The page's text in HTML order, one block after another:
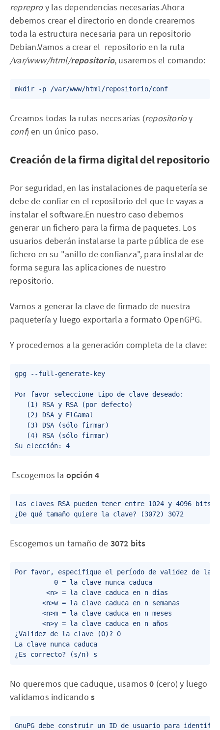
repreproy las dependencias necesarias.‌‌‌‌Ahora
debemos crear el directorio en donde crearemos
toda la estructura necesaria para un repositorio
Debian.‌‌Vamos a crear el repositorio en la ruta
/var/www/html/repositorio, usaremos el comando:
mkdir -p /var/www/html/repositorio/conf
Creamos todas la rutas necesarias (repositorioy
conf) en un único paso.
Creación de la firma digital del repositorio
Por seguridad, en las instalaciones de paquetería se
debe de confiar en el repositorio del que te vayas a
instalar el software.‌‌En nuestro caso debemos
generar un fichero para la firma de paquetes. ‌‌Los
usuarios deberán instalarse la parte pública de ese
fichero en su "anillo de confianza", para instalar de
forma segura las aplicaciones de nuestro
repositorio.
Vamos a generar la clave de firmado de nuestra
paquetería y luego exportarla a formato OpenGPG.
Y procedemos a la generación completa de la clave:
gpg --full-generate-key
Por favor seleccione tipo de clave deseado:
   (1) RSA y RSA (por defecto)
   (2) DSA y ElGamal
   (3) DSA (sólo firmar)
   (4) RSA (sólo firmar)
‌ Escogemos la opción 4
las claves RSA pueden tener entre 1024 y 4096 bits
¿De qué tamaño quiere la clave? (3072) 3072
Escogemos un tamaño de 3072 bits
Por favor, especifique el período de validez de la
          0 = la clave nunca caduca
        <n> = la clave caduca en n días
       <n>w = la clave caduca en n semanas
       <n>m = la clave caduca en n meses
       <n>y = la clave caduca en n años
¿Validez de la clave (0)? 0
La clave nunca caduca
¿Es correcto? (s/n) s
No queremos que caduque, usamos0 (cero) y luego
validamos indicando s
GnuPG debe construir un ID de usuario para